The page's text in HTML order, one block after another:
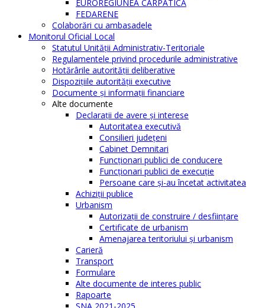
EUROREGIUNEA CARPATICĂ
FEDARENE
Colaborări cu ambasadele
Monitorul Oficial Local
Statutul Unităţii Administrativ-Teritoriale
Regulamentele privind procedurile administrative
Hotărârile autorităţii deliberative
Dispoziţiile autorităţii executive
Documente şi informaţii financiare
Alte documente
Declaraţii de avere şi interese
Autoritatea executivă
Consilieri judeţeni
Cabinet Demnitari
Funcţionari publici de conducere
Funcționari publici de execuție
Persoane care şi-au încetat activitatea
Achiziţii publice
Urbanism
Autorizații de construire / desființare
Certificate de urbanism
Amenajarea teritoriului şi urbanism
Carieră
Transport
Formulare
Alte documente de interes public
Rapoarte